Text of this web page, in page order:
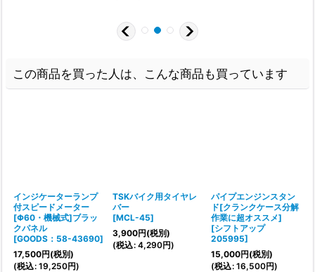
この商品を買った人は、こんな商品も買っています
インジケーターランプ
付スピードメーター
[Φ60・機械式]ブラッ
クパネル
[GOODS：58-43690]
17,500円(税別)
(税込: 19,250円)
TSKバイク用タイヤレ
バー
[MCL-45]
3,900円(税別)
(税込: 4,290円)
パイプエンジンスタン
ド[クランクケース分解
作業に超オススメ]
[シフトアップ
205995]
15,000円(税別)
(税込: 16,500円)